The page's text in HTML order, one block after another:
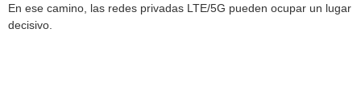
En ese camino, las redes privadas LTE/5G pueden ocupar un lugar
decisivo.